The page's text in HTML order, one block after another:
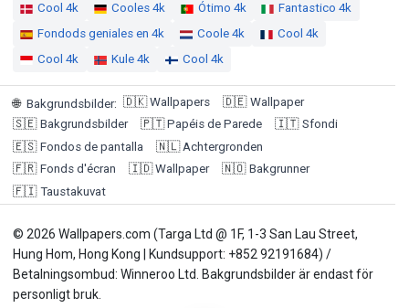
Cool 4k Cooles 4k Ótimo 4k
Fantastico 4k
Fondods geniales en 4k
Coole 4k
Cool 4k
Cool 4k
Kule 4k Cool 4k
🌐 Bakgrundsbilder: 🇩🇰 Wallpapers 🇩🇪 Wallpaper
🇸🇪 Bakgrundsbilder 🇵🇹 Papéis de Parede 🇮🇹 Sfondi
🇪🇸 Fondos de pantalla 🇳🇱 Achtergronden
🇫🇷 Fonds d'écran 🇮🇩 Wallpaper 🇳🇴 Bakgrunner
🇫🇮 Taustakuvat
© 2026 Wallpapers.com (Targa Ltd @ 1F, 1-3 San Lau Street,
Hung Hom, Hong Kong | Kundsupport: +852 92191684) /
Betalningsombud: Winneroo Ltd. Bakgrundsbilder är endast för
personligt bruk.